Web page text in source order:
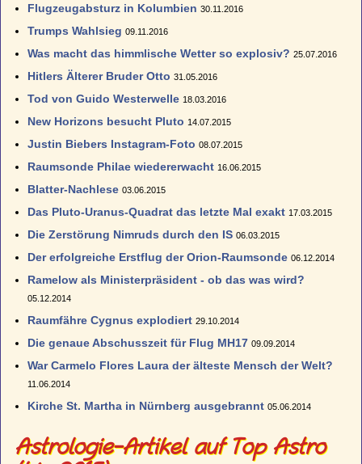
Flugzeugabsturz in Kolumbien 30.11.2016
Trumps Wahlsieg 09.11.2016
Was macht das himmlische Wetter so explosiv? 25.07.2016
Hitlers Älterer Bruder Otto 31.05.2016
Tod von Guido Westerwelle 18.03.2016
New Horizons besucht Pluto 14.07.2015
Justin Biebers Instagram-Foto 08.07.2015
Raumsonde Philae wiedererwacht 16.06.2015
Blatter-Nachlese 03.06.2015
Das Pluto-Uranus-Quadrat das letzte Mal exakt 17.03.2015
Die Zerstörung Nimruds durch den IS 06.03.2015
Der erfolgreiche Erstflug der Orion-Raumsonde 06.12.2014
Ramelow als Ministerpräsident - ob das was wird?
05.12.2014
Raumfähre Cygnus explodiert 29.10.2014
Die genaue Abschusszeit für Flug MH17 09.09.2014
War Carmelo Flores Laura der älteste Mensch der Welt?
11.06.2014
Kirche St. Martha in Nürnberg ausgebrannt 05.06.2014
Astrologie-Artikel auf Top Astro